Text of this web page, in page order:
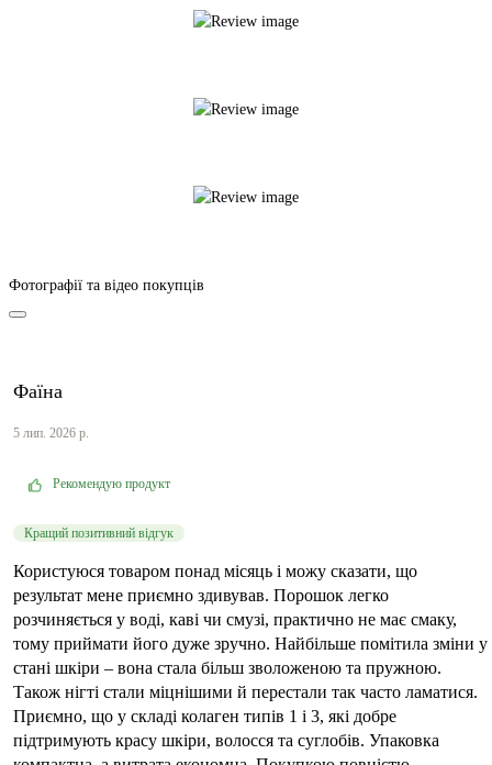
Фотографії та відео покупців
Фаїна
5 лип. 2026 р.
Рекомендую продукт
Кращий позитивний відгук
Користуюся товаром понад місяць і можу сказати, що
результат мене приємно здивував. Порошок легко
розчиняється у воді, каві чи смузі, практично не має смаку,
тому приймати його дуже зручно. Найбільше помітила зміни у
стані шкіри – вона стала більш зволоженою та пружною.
Також нігті стали міцнішими й перестали так часто ламатися.
Приємно, що у складі колаген типів 1 і 3, які добре
підтримують красу шкіри, волосся та суглобів. Упаковка